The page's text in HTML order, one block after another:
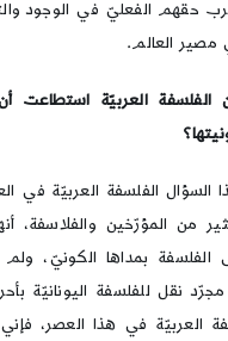
حقهم الفعليّ في الوجود
مصير العالم.
الفلسفة العربيّة استطاعت
السؤال الفلسفة العربيّة في
من المؤرّخين والفلاسفة،
الفلسفة بمداها الكونيّ،
نقل للفلسفة اليونانيّة
العربيّة في هذا العصر،